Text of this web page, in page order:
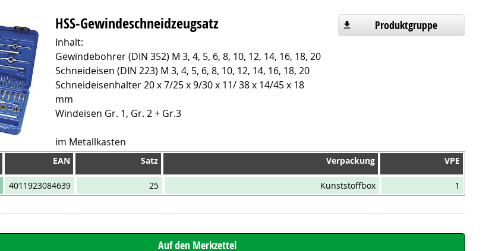
HSS-Gewindeschneidzeugsatz
Inhalt:
Gewindebohrer (DIN 352) M 3, 4, 5, 6, 8, 10, 12, 14, 16, 18, 20
Schneideisen (DIN 223) M 3, 4, 5, 6, 8, 10, 12, 14, 16, 18, 20
Schneideisenhalter 20 x 7/25 x 9/30 x 11/ 38 x 14/45 x 18
mm
Windeisen Gr. 1, Gr. 2 + Gr.3
im Metallkasten
Produktgruppe
EAN Satz Verpackung
VPE
EAN Satz Verpackung VPE
4011923084639 25 Kunststoffbox 1